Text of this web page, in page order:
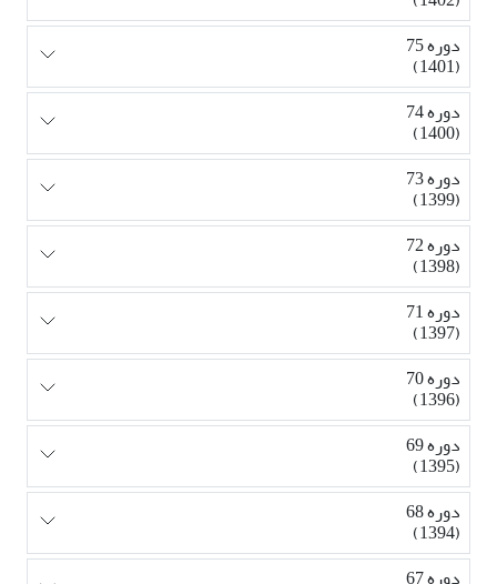
دوره 75
(1401)
دوره 74
(1400)
دوره 73
(1399)
دوره 72
(1398)
دوره 71
(1397)
دوره 70
(1396)
دوره 69
(1395)
دوره 68
(1394)